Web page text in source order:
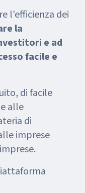
l'efficienza dei
la
e ad
facile e
di facile
alle
di
imprese